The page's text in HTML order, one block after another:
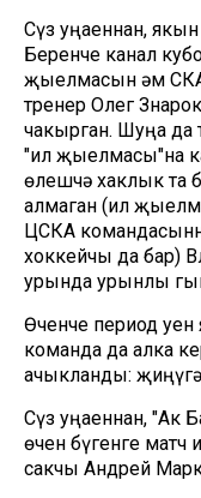
Сүз уңаеннан,
Беренче канал
җыелмасын һәм
тренер Олег
чакырган. Шуңа да
"ил җыелмасы"на
өлешчә хаклык та
алмаган (ил
ЦСКА
хоккейчы да бар)
урында урынлы
Өченче период
команда да алка
ачыкланды:
Сүз уңаеннан, "Ак
өчен бүгенге матч
сакчы Андрей